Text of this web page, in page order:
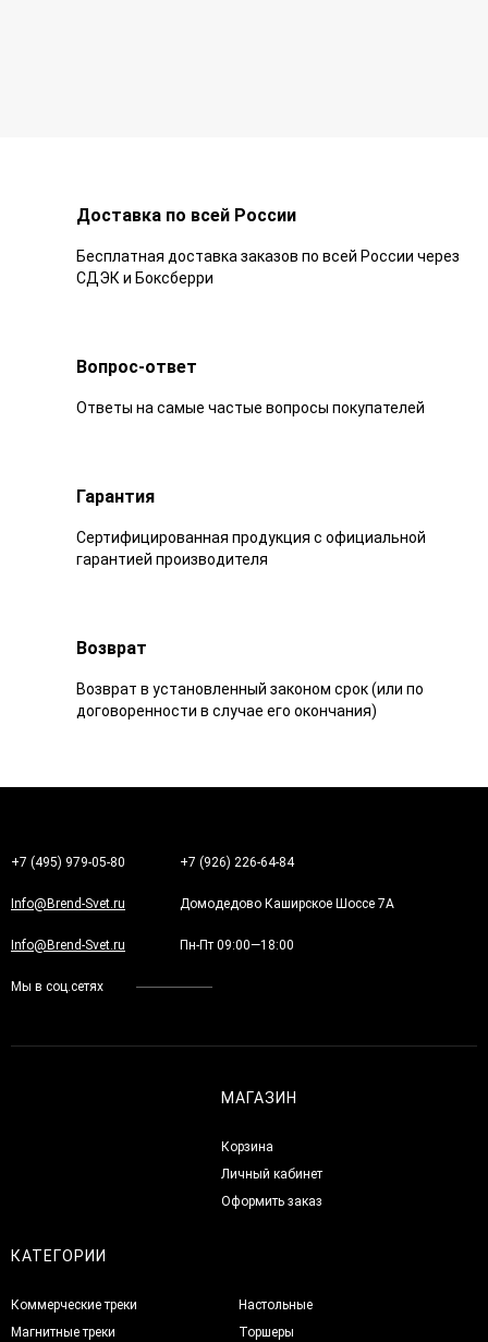
Доставка по всей России
Бесплатная доставка заказов по всей России через
СДЭК и Боксберри
Вопрос-ответ
Ответы на самые частые вопросы покупателей
Гарантия
Сертифицированная продукция с официальной
гарантией производителя
Возврат
Возврат в установленный законом срок (или по
договоренности в случае его окончания)
+7 (495) 979-05-80 +7 (926) 226-64-84
Info@Brend-Svet.ru Домодедово Каширское Шоссе 7А
Info@Brend-Svet.ru Пн-Пт 09:00—18:00
Мы в соц.сетях
МАГАЗИН
Корзина
Личный кабинет
Оформить заказ
КАТЕГОРИИ
Коммерческие треки
Магнитные треки
Настольные
Торшеры